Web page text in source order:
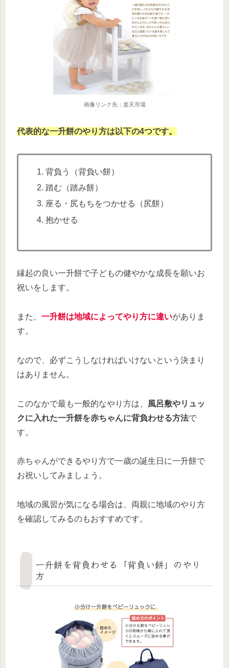
画像リンク先：楽天市場
代表的な一升餅のやり方は以下の4つです。
背負う（背負い餅）
踏む（踏み餅）
座る・尻もちをつかせる（尻餅）
抱かせる
縁起の良い一升餅で子どもの健やかな成長を願いお
祝いをします。
また 一升餅は地域によってやり方に違いがありま
す。
なので、必ずこうしなければいけないという決まり
はありません。
このなかで最も一般的なやり方は、
風呂敷やリュッ
クに入れた一升餅を赤ちゃんに背負わせる方法で
す。
赤ちゃんができるやり方で一歳の誕生日に一升餅で
お祝いしてみましょう。
地域の風習が気になる場合は、両親に地域のやり方
を確認してみるのもおすすめです。
一升餅を背負わせる「背負い餅」のやり
方